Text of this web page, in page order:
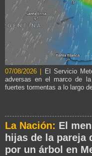
07/08/2026 |
El Servicio
adversas en el marco de
fuertes tormentas a lo largo
La Nación: El
hijas de la pareja
por un árbol en